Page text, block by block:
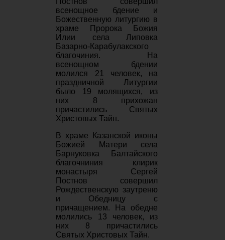
всенощное бдение и
Божественную литургию в
храме Пророка Божия
Илии села Липовка
Базарно-Карабулакского
благочиния. На
всенощном бдении
молился 21 человек, на
праздничной Литургии
было 19 молящихся, из
них 8 прихожан
причастились Святых
Христовых Тайн.
В храме Казанской иконы
Божией Матери села
Барнуковка Балтайского
благочниния клирик
монастыря Сергей
Постнов совершил
Рождественскую заутреню
и Обедницу с
причащением. На обедне
молились 13 человек, из
них 8 причастились
Святых Христовых Тайн.